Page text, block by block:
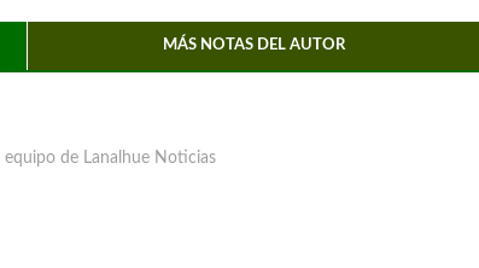
MÁS NOTAS DEL AUTOR
de Lanalhue Noticias